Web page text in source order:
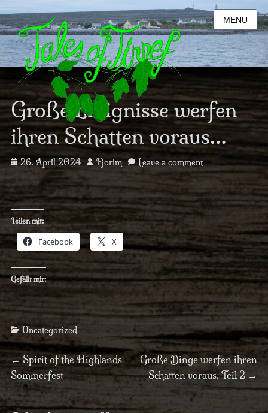
MENU
Große Ereignisse werfen
ihren Schatten voraus…
Posted
26. April 2024 Author
Fjorim Leave a comment
Teilen mit:
Facebook X
Gefällt mir:
Categories
Uncategorized
Beitragsnavigation
← Previous
post:
Spirit of the Highlands –
Sommerfest
Next
post:
Große Dinge werfen ihren
Schatten voraus, Teil 2 →